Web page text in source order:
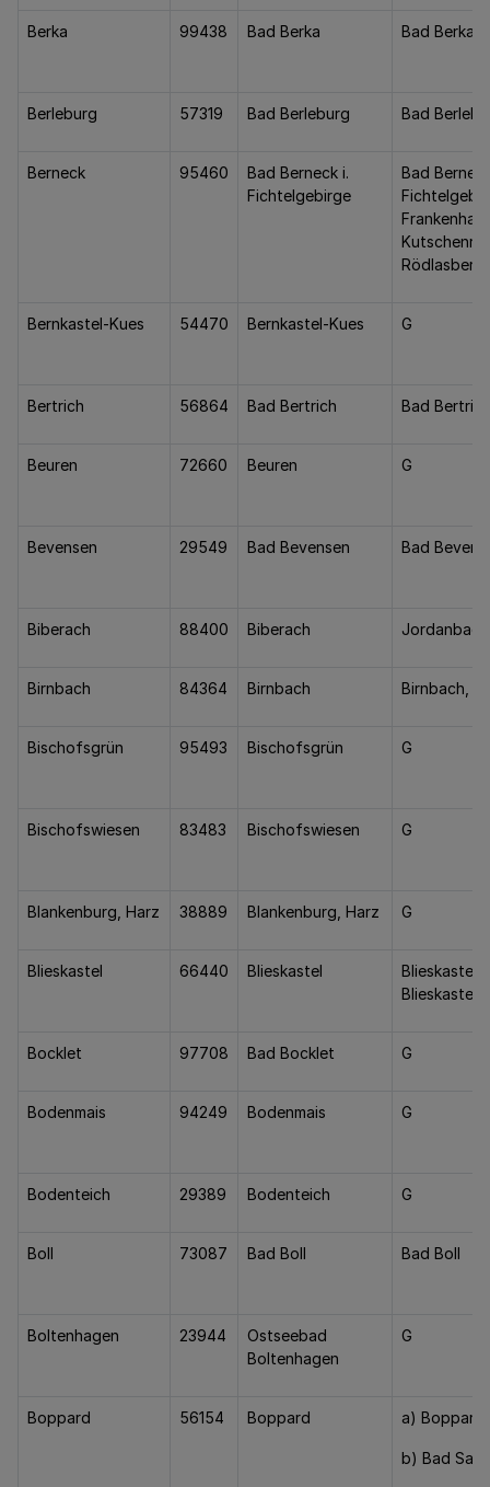
Berka 99438 Bad Berka Bad Berka
Berleburg 57319 Bad Berleburg Bad
Berneck 95460
Bad Berneck i.
Fichtelgebirge
Bad
Bernkastel-Kues 54470 Bernkastel-Kues G
Bertrich 56864 Bad Bertrich Bad Bertrich
Beuren 72660 Beuren G
Bevensen 29549 Bad Bevensen Bad
Biberach 88400 Biberach Jordanbad
Birnbach 84364 Birnbach Birnbach,
Bischofsgrün 95493 Bischofsgrün G
Bischofswiesen 83483 Bischofswiesen G
Blankenburg, Harz 38889 Blankenburg, Harz G
Blieskastel 66440 Blieskastel
Blieskastel,
Bocklet 97708 Bad Bocklet G
Bodenmais 94249 Bodenmais G
Bodenteich 29389 Bodenteich G
Boll 73087 Bad Boll Bad Boll
Boltenhagen 23944
Ostseebad
Boltenhagen
G
Boppard 56154 Boppard a) Boppard
b) Bad